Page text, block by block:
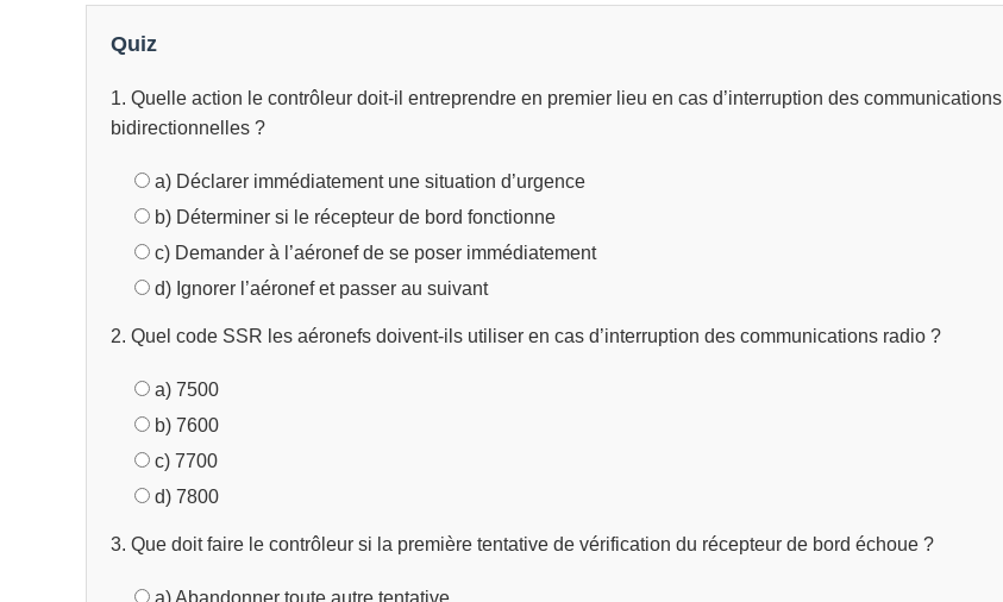
Quiz
1. Quelle action le contrôleur doit-il entreprendre en premier lieu en cas d’interruption des communications
bidirectionnelles ?
a) Déclarer immédiatement une situation d’urgence
b) Déterminer si le récepteur de bord fonctionne
c) Demander à l’aéronef de se poser immédiatement
d) Ignorer l’aéronef et passer au suivant
2. Quel code SSR les aéronefs doivent-ils utiliser en cas d’interruption des communications radio ?
a) 7500
b) 7600
c) 7700
d) 7800
3. Que doit faire le contrôleur si la première tentative de vérification du récepteur de bord échoue ?